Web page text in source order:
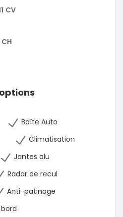
CV
Boîte Auto
Climatisation
Jantes alu
Radar de recul
Anti-patinage